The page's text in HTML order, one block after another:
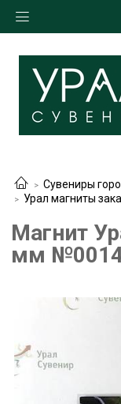
Сувениры
Урал магниты
Магнит
мм